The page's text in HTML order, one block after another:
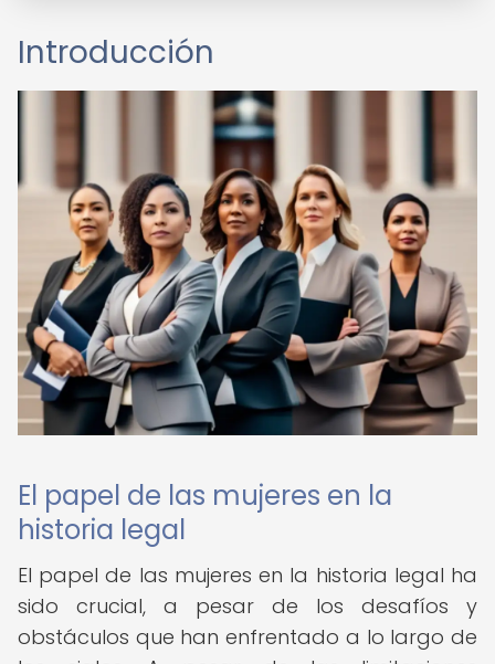
Introducción
El papel de las mujeres en la
historia legal
El papel de las mujeres en la historia legal ha
sido crucial, a pesar de los desafíos y
obstáculos que han enfrentado a lo largo de